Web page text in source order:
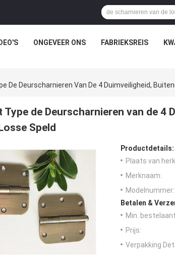
ONGEVEER ONS FABRIEKSREIS
De Deurscharnieren Van De 4 Duimveiligheid,
Type de Deurscharnieren van de 4
Speld
Productdetails:
Plaats van
Merknaam:
Modelnummer:
Betalen &
Min.
Prijs:
Verpakking